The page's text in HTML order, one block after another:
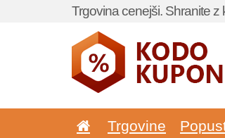
Trgovina cenejši. Shranite z
Trgovine